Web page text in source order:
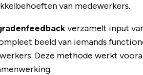
van medewerkers.
verzamelt input
beeld van iemands
Deze methode werkt